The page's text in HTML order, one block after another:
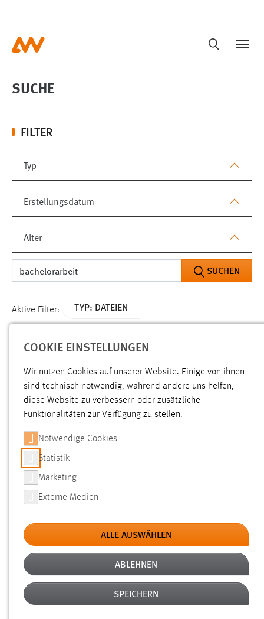
SUCHE
SUCHE
FILTER
Typ
Erstellungsdatum
Alter
Aktive Filter: TYP: DATEIEN
ALLE FILTER ENTFERNEN
Gesucht nach "bachelorarbeit". Es wurden 492 Ergebnisse
gefunden.Zeige Ergebnisse 151 bis 175 von 492.
[PDF] 2019 SPO 1. Satzungsaenderung Bachelor
International Business
Relevanz:
Abkürzungen Lehrveranstaltungsarten: BA
COOKIE EINSTELLUNGEN
Wir nutzen Cookies auf unserer Website. Einige von ihnen
sind technisch notwendig, während andere uns helfen,
diese Website zu verbessern oder zusätzliche
Funktionalitäten zur Verfügung zu stellen.
Notwendige Cookies
Statistik
Marketing
Externe Medien
ALLE AUSWÄHLEN
ABLEHNEN
SPEICHERN